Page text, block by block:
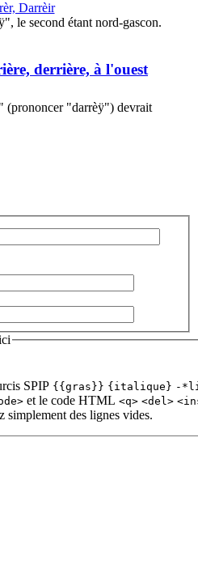
Darrèir
le second étant nord-gascon.
derrière, à l'ouest
(prononcer "darrèÿ") devrait
SPIP {{gras}} {italique} -
et le code HTML <q> <del>
simplement des lignes vides.